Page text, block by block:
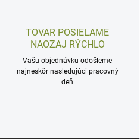
TOVAR POSIELAME
NAOZAJ RÝCHLO
Vašu objednávku odošleme
najneskôr nasledujúci pracovný
deň